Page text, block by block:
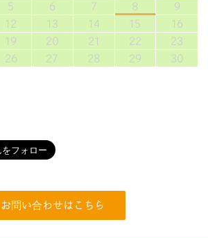
5 6 7 8
9
12 13 14 15
16
19 20 21 22
23
26 27 28 29
30
お問い合わせはこちら